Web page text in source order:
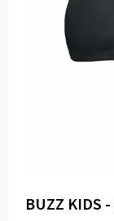
BUZZ KIDS